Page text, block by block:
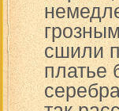
сшили
платье